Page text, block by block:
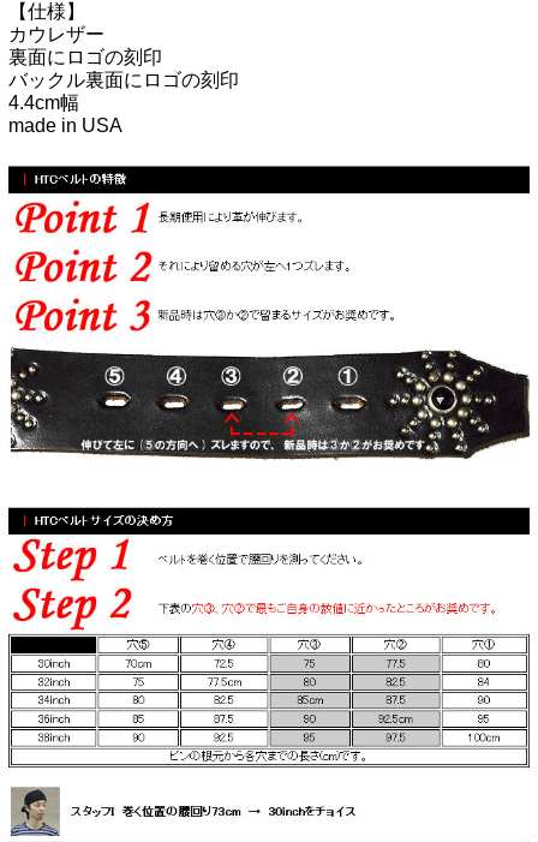
【仕様】
カウレザー
裏面にロゴの刻印
バックル裏面にロゴの刻印
4.4cm幅
made in USA